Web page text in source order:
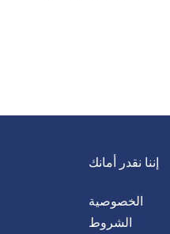
إننا نقدر أمانك
الخصوصية
الشروط